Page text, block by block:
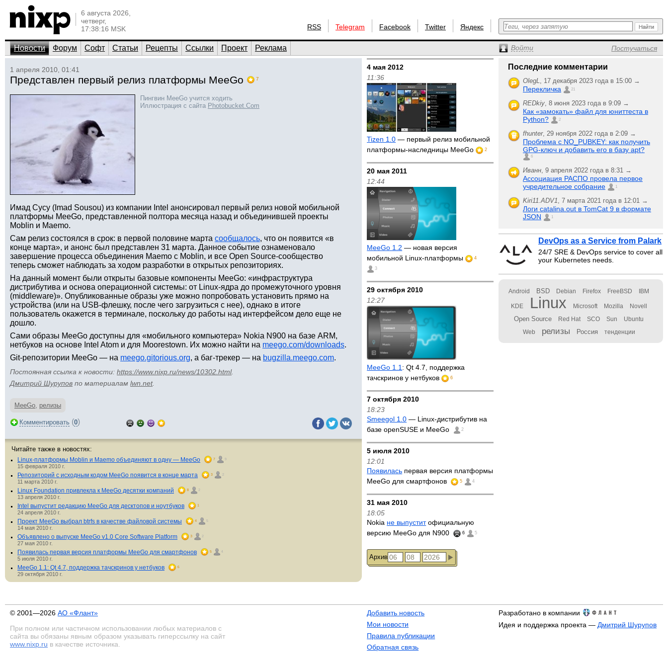
6 августа 2026,
четверг,
17:38:16 MSK
RSS Telegram Facebook Twitter Яндекс
Новости Форум Софт Статьи Рецепты Ссылки Проект Реклама Войти Постучаться
1 апреля 2010, 01:41
Представлен первый релиз платформы MeeGo 7
Пингвин MeeGo учится ходить
Иллюстрация с сайта Photobucket.Com
Имад Сусу (Imad Sousou) из компании Intel анонсировал первый релиз новой мобильной
платформы MeeGo, представленной полтора месяца назад и объединившей проекты
Moblin и Maemo.
Сам релиз состоялся в срок: в первой половине марта сообщалось, что он появится «в
конце марта», и анонс был представлен 31 марта. Данное событие ознаменовало
завершение процесса объединения Maemo с Moblin, и все Open Source-сообщество
теперь сможет наблюдать за ходом разработки в открытых репозиториях.
На данный момент были открыты базовые компоненты MeeGo: «инфраструктура
дистрибутива и основа операционной системы: от Linux-ядра до промежуточного уровня
(middleware)». Опубликованные образы уже можно попробовать установить прямо на
устройства (или на USB-флешку, после чего загрузиться с нее), однако в итоге
пользователь окажется в терминале, поскольку до работы над интерфейсом дело еще не
дошло.
Сами образы MeeGo доступны для «мобильного компьютера» Nokia N900 на базе ARM,
нетбуков на основе Intel Atom и для Moorestown. Их можно найти на meego.com/downloads.
Git-репозитории MeeGo — на meego.gitorious.org, а баг-трекер — на bugzilla.meego.com.
Постоянная ссылка к новости: https://www.nixp.ru/news/10302.html.
Дмитрий Шурупов по материалам lwn.net.
MeeGo, релизы
Комментировать (0)
Читайте также в новостях:
Linux-платформы Moblin и Maemo объединяют в одну — MeeGo 7 9
15 февраля 2010 г.
Репозиторий с исходным кодом MeeGo появится в конце марта 3 2
11 марта 2010 г.
Linux Foundation привлекла к MeeGo десятки компаний 8 2
13 апреля 2010 г.
Intel выпустит редакцию MeeGo для десктопов и ноутбуков 1
24 апреля 2010 г.
Проект MeeGo выбрал btrfs в качестве файловой системы 4 5
14 мая 2010 г.
Объявлено о выпуске MeeGo v1.0 Core Software Platform 3 2
27 мая 2010 г.
Появилась первая версия платформы MeeGo для смартфонов 5 4
5 июля 2010 г.
MeeGo 1.1: Qt 4.7, поддержка тачскринов у нетбуков 6
29 октября 2010 г.
4 мая 2012
11:36
Tizen 1.0 — первый релиз мобильной
платформы-наследницы MeeGo
2
20 мая 2011
12:44
MeeGo 1.2 — новая версия
мобильной Linux-платформы
4
3
29 октября 2010
12:27
MeeGo 1.1 : Qt 4.7, поддержка
тачскринов у нетбуков
6
7 октября 2010
18:23
Smeegol 1.0 — Linux-дистрибутив на
базе openSUSE и MeeGo
2
5 июля 2010
12:01
Появилась первая версия платформы
MeeGo для смартфонов
5 4
31 мая 2010
18:05
Nokia не выпуститофициальную
версию MeeGo для N900
6 5
Архив
Последние комментарии
OlegL, 17 декабря 2023 года в 15:00 →
Перекличка 21
REDkiy, 8 июня 2023 года в 9:09 →
Как «замокать» файл для юниттеста в
Python?
2
fhunter, 29 ноября 2022 года в 2:09 →
Проблема с NO_PUBKEY: как получить
GPG-ключ и добавить его в базу apt?
6
Иванн, 9 апреля 2022 года в 8:31 →
Ассоциация РАСПО провела первое
учредительное собрание
1
Kiri11.ADV1, 7 марта 2021 года в 12:01 →
Логи catalina.out в TomCat 9 в формате
JSON
1
DevOps as a Service from Palark
24/7 SRE & DevOps service to cover all
your Kubernetes needs.
Android BSD Debian Firefox FreeBSD IBM
KDE Linux Microsoft Mozilla Novell
Open Source Red Hat SCO Sun Ubuntu
Web релизы Россия тенденции
© 2001—2026 АО «Флант»
При полном или частичном использовании любых материалов с
сайта вы обязаны явным образом указывать гиперссылку на сайт
www.nixp.ru в качестве источника.
Добавить новость
Мои новости
Правила публикации
Обратная связь
Разработано в компании
Идея и поддержка проекта — Дмитрий Шурупов